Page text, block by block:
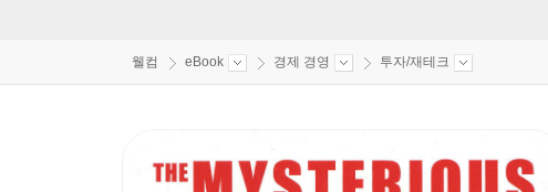
웰컴 eBook 경제 경영 투자/재테크